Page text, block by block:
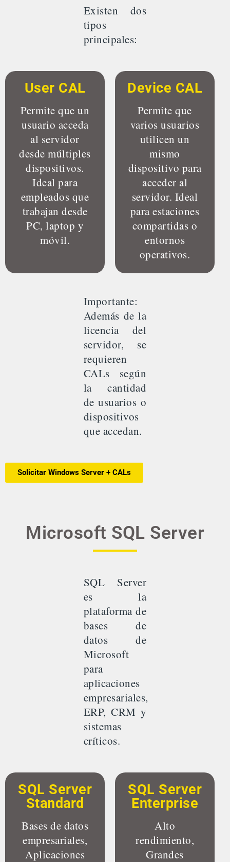
Existen dos
tipos
principales:
User CAL
Permite que un
usuario acceda
al servidor
desde múltiples
dispositivos.
Ideal para
empleados que
trabajan desde
PC, laptop y
móvil.
Device CAL
Permite que
varios usuarios
utilicen un
mismo
dispositivo para
acceder al
servidor. Ideal
para estaciones
compartidas o
entornos
operativos.
Importante:
Además de la
licencia del
servidor, se
requieren
CALs según
la cantidad
de usuarios o
dispositivos
que accedan.
Solicitar Windows Server + CALs
Microsoft SQL Server
SQL Server
es la
plataforma de
bases de
datos de
Microsoft
para
aplicaciones
empresariales,
ERP, CRM y
sistemas
críticos.
SQL Server
Standard
Bases de datos
empresariales,
Aplicaciones
SQL Server
Enterprise
Alto
rendimiento,
Grandes